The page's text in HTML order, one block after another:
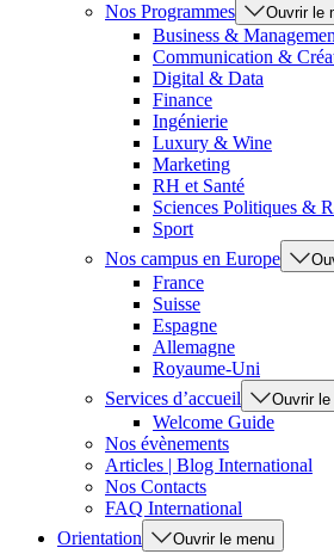
Nos Programmes
Ouvrir le
Business &
Communication &
Digital & Data
Finance
Ingénierie
Luxury & Wine
Marketing
RH et Santé
Sciences Politiques &
Sport
Nos campus en Europe
France
Suisse
Espagne
Allemagne
Royaume-Uni
Services d’accueil
Ouvrir le
Welcome Guide
Nos évènements
Articles | Blog International
Nos Contacts
FAQ International
Orientation
Ouvrir le menu